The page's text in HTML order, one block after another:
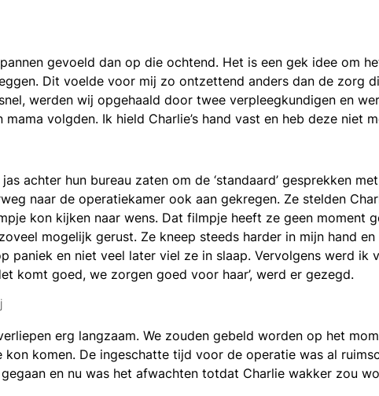
gevoeld dan op die ochtend. Het is een gek idee om
Dit voelde voor mij zo ontzettend anders dan de zorg
werden wij opgehaald door twee verpleegkundigen en
volgden. Ik hield Charlie’s hand vast en heb deze
achter hun bureau zaten om de ‘standaard’ gesprekken
naar de operatiekamer ook aan gekregen. Ze stelden
kon kijken naar wens. Dat filmpje heeft ze geen moment
mogelijk gerust. Ze kneep steeds harder in mijn hand
paniek en niet veel later viel ze in slaap. Vervolgens werd
komt goed, we zorgen goed voor haar’, werd er gezegd.
erg langzaam. We zouden gebeld worden op het
komen. De ingeschatte tijd voor de operatie was al
en nu was het afwachten totdat Charlie wakker zou